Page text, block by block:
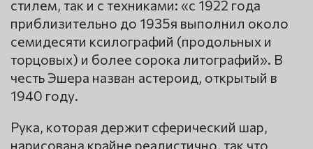
стилем, так и с техниками: «с 1922 года
приблизительно до 1935я выполнил около
семидесяти ксилографий (продольных и
торцовых) и более сорока литографий». В
честь Эшера назван астероид, открытый в
1940 году.
Рука, которая держит сферический шар,
нарисована крайне реалистично, так что